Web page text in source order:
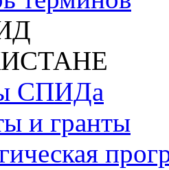
СПИДа
и гранты